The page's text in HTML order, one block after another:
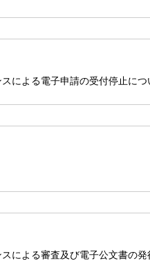
による電子申請の受付停止につ
による審査及び電子公文書の